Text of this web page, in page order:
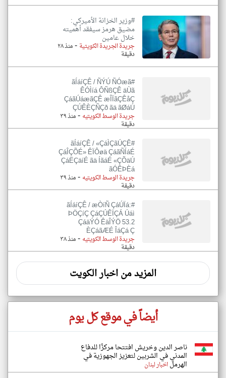
#وزير الخزانة الأميركي:
مضيق هرمز سيفقد أهميته
خلال عامين
جريدة الجريدة الكويتية - منذ ٢٨
دقيقة
#ãÍáíÇÊ / ÑÝÚ ÑÓæã
ÊÓÌíá ÔÑßÇÊ äÙã
ÇáãÚáæãÇÊ æÎÏãÇÊåÇ
ÇÚÊÈÇÑÇð ãä ãØáÚ
جريدة الوسط الكويتيه - منذ ٣٩
دقيقة
#ãÍáíÇÊ / «ÇáÌÇãÚÇÊ
ÇáÎÇÕÉ» ÊÏÔøä ÇáãÑÍáÉ
ÇáËÇäíÉ ãä ÍãáÉ «ÇÕäÚ
ãÓÊÞÈá
جريدة الوسط الكويتيه - منذ ٣٩
دقيقة
#ãÍáíÇÊ / æÒíÑ ÇáÚÏá:
ÞÖÇíÇ ÇáÇÚÊÏÇÁ Úáì
ÇáäÝÓ ÊäÎÝÖ 53.2
ÈÇáãÆÉ ÎáÇá Ç
جريدة الوسط الكويتيه - منذ ٣٨
دقيقة
المزيد من اخبار الكويت
أيضاً في موقع كل يوم
ناصر الدين وخريش افتتحا مركزًا للدفاع
المدني في الشربين لتعزيز الجهوزية في
الهرملاخبار لبنان